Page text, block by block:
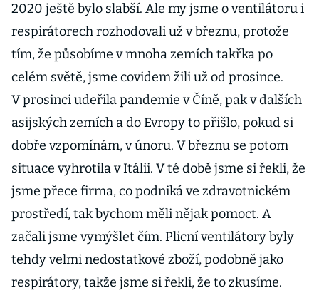
2020 ještě bylo slabší. Ale my jsme o ventilátoru i
respirátorech rozhodovali už v březnu, protože
tím, že působíme v mnoha zemích takřka po
celém světě, jsme covidem žili už od prosince.
V prosinci udeřila pandemie v Číně, pak v dalších
asijských zemích a do Evropy to přišlo, pokud si
dobře vzpomínám, v únoru. V březnu se potom
situace vyhrotila v Itálii. V té době jsme si řekli, že
jsme přece firma, co podniká ve zdravotnickém
prostředí, tak bychom měli nějak pomoct. A
začali jsme vymýšlet čím. Plicní ventilátory byly
tehdy velmi nedostatkové zboží, podobně jako
respirátory, takže jsme si řekli, že to zkusíme.